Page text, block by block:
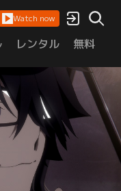
Watch now
レンタル 無料